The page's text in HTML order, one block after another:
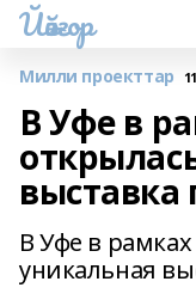
Йәйғор
Милли проекттар
В Уфе в
выставка
В Уфе в
уникальная